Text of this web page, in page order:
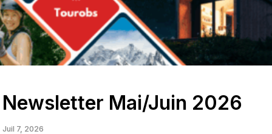
Newsletter Mai/Juin 2026
Juil 7, 2026